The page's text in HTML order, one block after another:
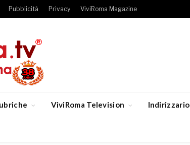
Pubblicità Privacy ViviRoma Magazine
ViviRoma Television Indirizzario